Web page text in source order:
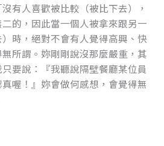
有人喜歡被比較（被比下去），
的，因此當一個人被拿來跟另一
時，絕對不會有人覺得高興、快
所謂。妳剛剛說沒那麼嚴重，其
要說：『我聽說隔壁餐廳某位員
喔！』妳會做何感想，會覺得無